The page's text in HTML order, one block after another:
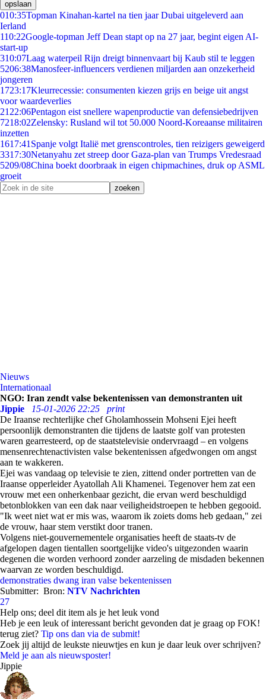
opslaan
010:35Topman Kinahan-kartel na tien jaar Dubai uitgeleverd aan
Ierland
110:22Google-topman Jeff Dean stapt op na 27 jaar, begint eigen AI-
start-up
310:07Laag waterpeil Rijn dreigt binnenvaart bij Kaub stil te leggen
5206:38Manosfeer-influencers verdienen miljarden aan onzekerheid
jongeren
1723:17Kleurrecessie: consumenten kiezen grijs en beige uit angst
voor waardeverlies
21 22:06Pentagon eist snellere wapenproductie van defensiebedrijven
7218:02Zelensky: Rusland wil tot 50.000 Noord-Koreaanse militairen
inzetten
1617:41 Spanje volgt Italië met grenscontroles, tien reizigers geweigerd
3317:30Netanyahu zet streep door Gaza-plan van Trumps Vredesraad
5209/08China boekt doorbraak in eigen chipmachines, druk op ASML
groeit
Nieuws
Internationaal
NGO: Iran zendt valse bekentenissen van demonstranten uit
Jippie
15-01-2026 22:25
print
De Iraanse rechterlijke chef Gholamhossein Mohseni Ejei heeft
persoonlijk demonstranten die tijdens de laatste golf van protesten
waren gearresteerd, op de staatstelevisie ondervraagd – en volgens
mensenrechtenactivisten valse bekentenissen afgedwongen om angst
aan te wakkeren.
Ejei was vandaag op televisie te zien, zittend onder portretten van de
Iraanse opperleider Ayatollah Ali Khamenei. Tegenover hem zat een
vrouw met een onherkenbaar gezicht, die ervan werd beschuldigd
betonblokken van een dak naar veiligheidstroepen te hebben gegooid.
"Ik weet niet wat er mis was, waarom ik zoiets doms heb gedaan," zei
de vrouw, haar stem verstikt door tranen.
Volgens niet-gouvernementele organisaties heeft de staats-tv de
afgelopen dagen tientallen soortgelijke video's uitgezonden waarin
degenen die worden verhoord zonder aarzeling de misdaden bekennen
waarvan ze worden beschuldigd.
demonstraties dwang iran valse bekentenissen
Submitter: Bron: NTV Nachrichten
27
Help ons; deel dit item als je het leuk vond
Heb je een leuk of interessant bericht gevonden dat je graag op FOK!
terug ziet? Tip ons dan via de submit!
Zoek jij altijd de leukste nieuwtjes en kun je daar leuk over schrijven?
Meld je aan als nieuwsposter!
Jippie